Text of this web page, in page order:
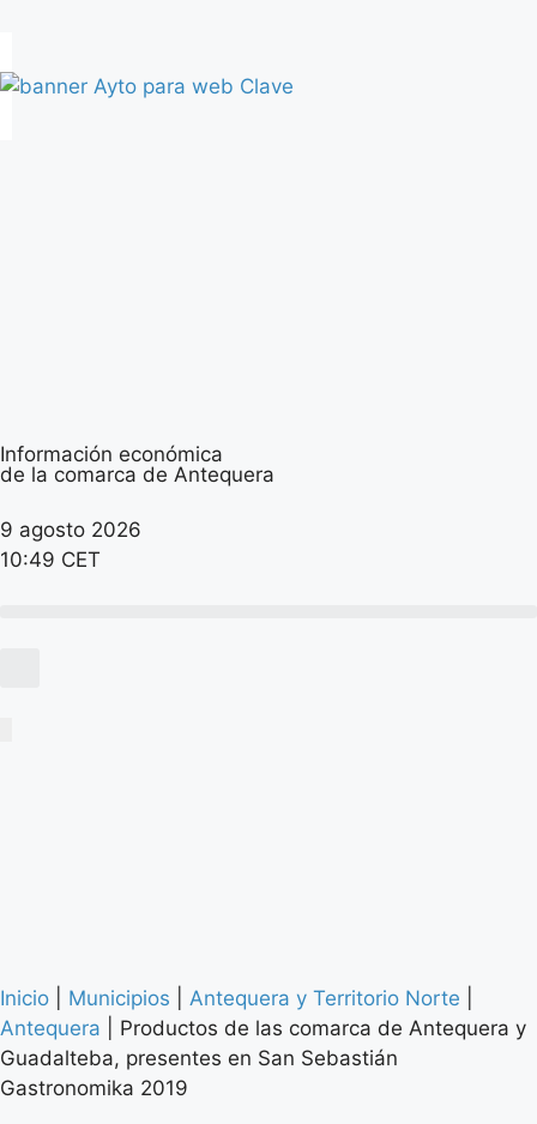
Información económica
de la comarca de Antequera
9 agosto 2026
10:49 CET
Inicio Municipios Antequera y Territorio Norte
Antequera
Productos de las comarca de Antequera y
Guadalteba, presentes en San Sebastián
Gastronomika 2019